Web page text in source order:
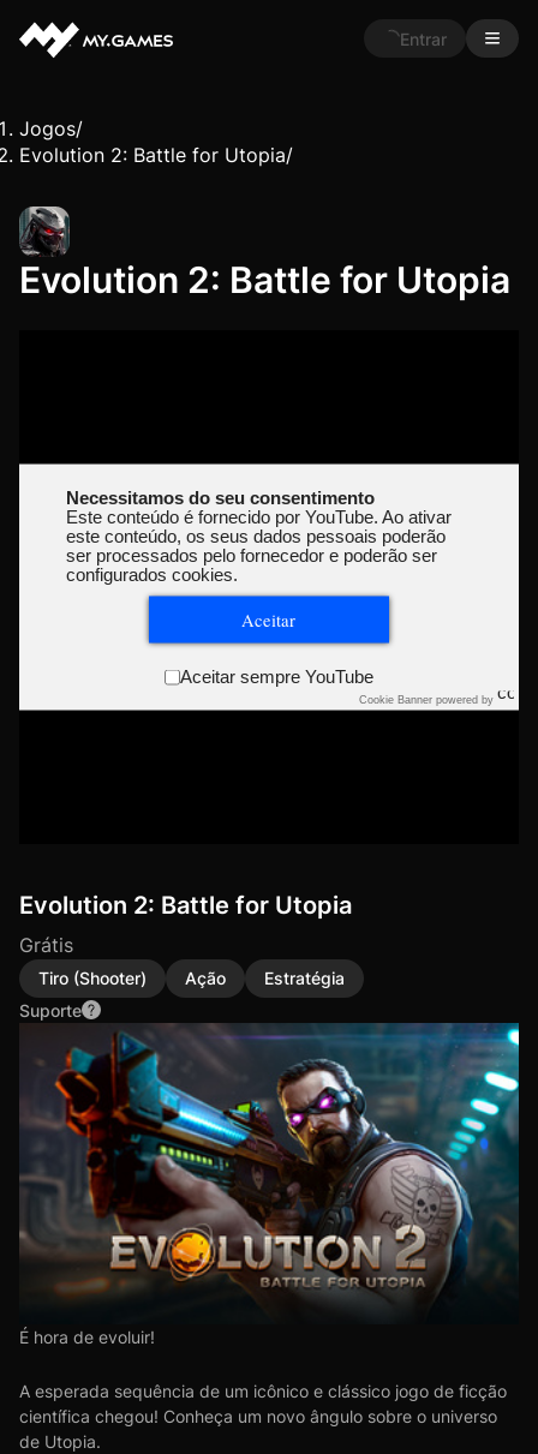
Entrar
Jogos/
Evolution 2: Battle for Utopia/
Evolution 2: Battle for Utopia
Necessitamos do seu consentimento
Este conteúdo é fornecido por YouTube. Ao ativar
este conteúdo, os seus dados pessoais poderão
ser processados pelo fornecedor e poderão ser
configurados cookies.
Aceitar
Aceitar sempre YouTube
Cookie Banner powered by
Evolution 2: Battle for Utopia
Grátis
Tiro (Shooter) Ação
Estratégia
Suporte
É hora de evoluir!
A esperada sequência de um icônico e clássico jogo de ficção
científica chegou! Conheça um novo ângulo sobre o universo
de Utopia.